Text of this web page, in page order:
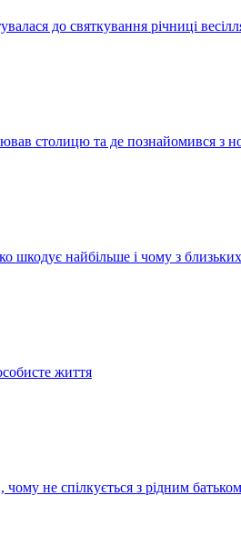
до святкування річниці
столицю та де познайомився з
шкодує найбільше і чому з
життя
не спілкується з рідним